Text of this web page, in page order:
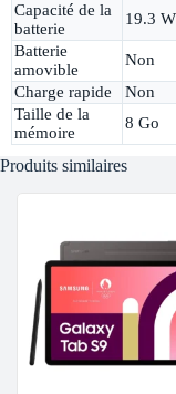
Capacité de la
batterie
19.3
Batterie
amovible
Non
Charge rapide
Non
Taille de la
mémoire
8 Go
Produits similaires